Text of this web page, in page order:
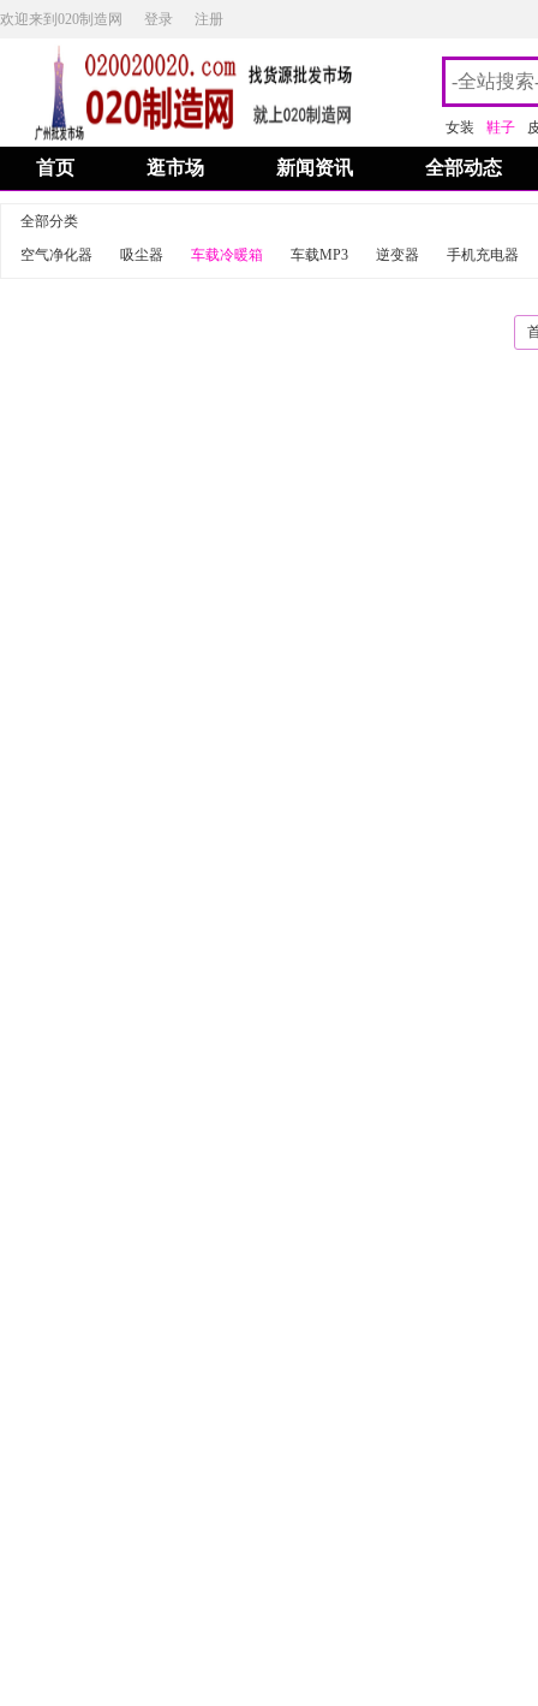
欢迎来到020制造网 登录 注册
女装 鞋子
首页 逛市场 新闻资讯 全部动态
全部分类
空气净化器
吸尘器 车载冷暖箱 车载MP3 逆变器 手机充电器